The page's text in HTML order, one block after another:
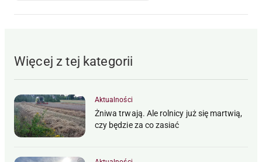
Więcej z tej kategorii
Aktualności
Żniwa trwają. Ale rolnicy już się martwią,
czy będzie za co zasiać